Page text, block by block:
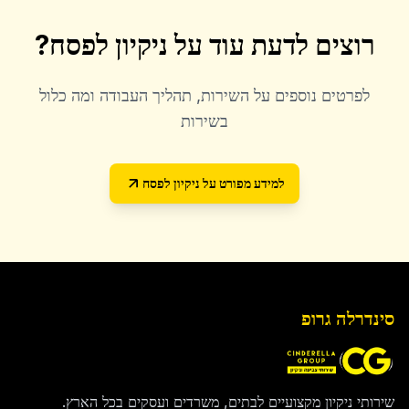
רוצים לדעת עוד על ניקיון לפסח?
לפרטים נוספים על השירות, תהליך העבודה ומה כלול
בשירות
למידע מפורט על ניקיון לפסח
סינדרלה גרופ
שירותי ניקיון מקצועיים לבתים, משרדים ועסקים בכל הארץ.